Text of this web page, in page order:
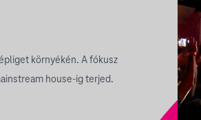
környékén. A fókusz
house-ig terjed.